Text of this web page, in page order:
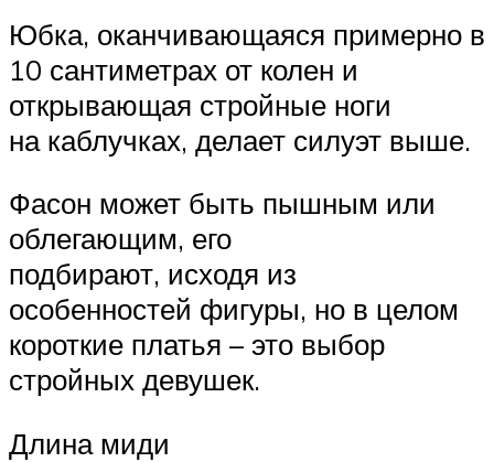
Юбка, оканчивающаяся примерно в
10 сантиметрах от колен и
открывающая стройные ноги
на каблучках, делает силуэт выше.
Фасон может быть пышным или
облегающим, его
подбирают, исходя из
особенностей фигуры, но в целом
короткие платья – это выбор
стройных девушек.
Длина миди